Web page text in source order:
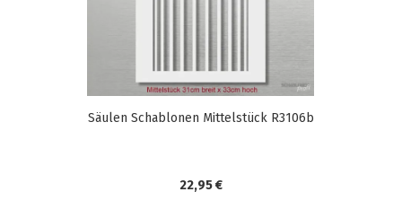
Säulen Schablonen Mittelstück R3106b
22,95 €